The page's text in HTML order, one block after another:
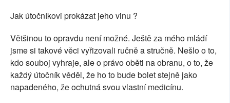
Jak útočníkovi prokázat jeho vinu ?
Většinou to opravdu není možné. Ještě za mého mládí
jsme si takové věci vyřizovali ručně a stručně. Nešlo o to,
kdo souboj vyhraje, ale o právo oběti na obranu, o to, že
každý útočník věděl, že ho to bude bolet stejně jako
napadeného, že ochutná svou vlastní medicínu.